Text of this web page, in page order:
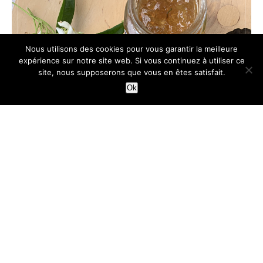
Nous utilisons des cookies pour vous garantir la meilleure
expérience sur notre site web. Si vous continuez à utiliser ce
site, nous supposerons que vous en êtes satisfait.
Ok